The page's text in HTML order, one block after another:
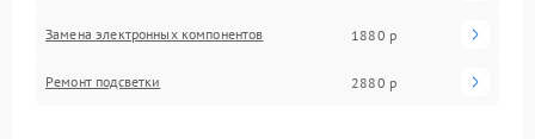
Замена электронных компонентов 1880 р
Ремонт подсветки 2880 р